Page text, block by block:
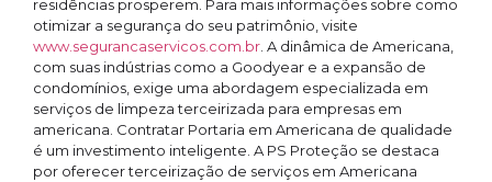
residências prosperem. Para mais informações sobre como
otimizar a segurança do seu patrimônio, visite
www.segurancaservicos.com.br . A dinâmica de Americana,
com suas indústrias como a Goodyear e a expansão de
condomínios, exige uma abordagem especializada em
serviços de limpeza terceirizada para empresas em
americana. Contratar Portaria em Americana de qualidade
é um investimento inteligente. A PS Proteção se destaca
por oferecer terceirização de serviços em Americana